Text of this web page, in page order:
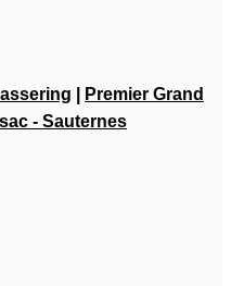
Premier Grand
- Sauternes